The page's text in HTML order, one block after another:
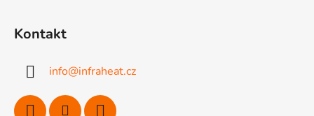
Kontakt
info@infraheat.cz